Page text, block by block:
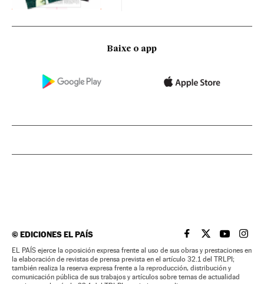
Baixe o app
©EDICIONES EL PAÍS EL PAÍS BRASIL EN
EL PAÍSEL PAÍS
EL
EL PAÍS ejerce la oposición expresa frente al uso de sus obras y prestaciones en
la elaboración de revistas de prensa prevista en el artículo 32.1 del TRLPI;
también realiza la reserva expresa frente a la reproducción, distribución y
comunicación pública de sus trabajos y artículos sobre temas de actualidad